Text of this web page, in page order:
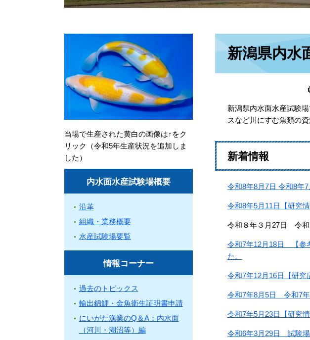
新潟県内水
新潟県内水面水産試験
スなど川にすむ魚類の
新着情報
令和8年8月7日 令和8年
令和8年5月11日【研究
令和８年３月27日 令和
令和7年12月18日 【参
た。
令和7年12月16日【研究
令和7年8月5日 令和7年
令和7年5月23日【研究
令和6年3月29日 試験場
当場で生産された黄白の画像は↑をク
リック（令和5年生産状況を追加しま
した）
内水面水産試験場概要
沿革
組織・業務概要
水産試験場要覧
情報コーナー
過去のトピックス
輸出錦鯉・金魚衛生証明書申請
にいがた漁業のQ＆A：内水面
（河川・湖沼等）編